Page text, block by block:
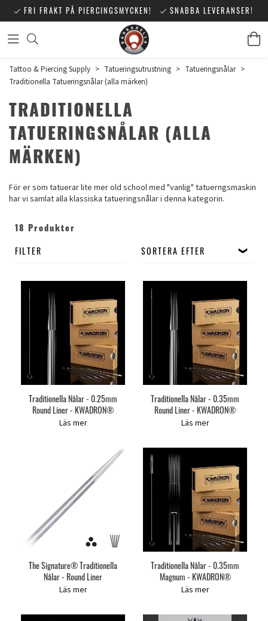
FRI FRAKT PÅ PIERCINGSMYCKEN! SNABBA LEVERANSER!
Tattoo & Piercing Supply > Tatueringsutrustning > Tatueringsnålar >
Traditionella Tatueringsnålar (alla märken)
TRADITIONELLA
TATUERINGSNÅLAR (ALLA
MÄRKEN)
För er som tatuerar lite mer old school med "vanlig" tatuerngsmaskin
har vi samlat alla klassiska tatueringsnålar i denna kategorin.
18 Produkter
FILTER SORTERA EFTER
Traditionella Nålar - 0.25mm
Round Liner - KWADRON®
Läs mer
Traditionella Nålar - 0.35mm
Round Liner - KWADRON®
Läs mer
The Signature® Traditionella
Nålar - Round Liner
Läs mer
Traditionella Nålar - 0.35mm
Magnum - KWADRON®
Läs mer